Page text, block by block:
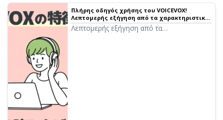
Πλήρης οδηγός χρήσης του VOICEVOX!
Λεπτομερής εξήγηση από τα χαρακτηριστικά
του δωρεάν λογισμικού σύνθεσης φωνής AI
έως την εμπορική χρήση｜Λογισμικό
Λεπτομερής εξήγηση από τα